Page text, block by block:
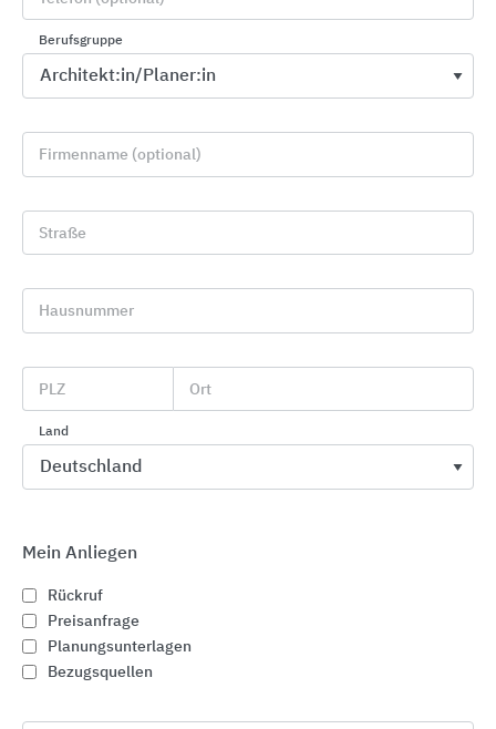
Badmöbel und Accessoires
Geberit
Berufsgruppe
Firmenname (optional)
Straße
Hausnummer
PLZ Ort
Land
Mein Anliegen
Rückruf
Preisanfrage
Planungsunterlagen
Bezugsquellen